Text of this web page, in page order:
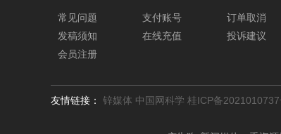
常见问题 支付账号 订单取消
发稿须知
在线充值
投诉建议
会员注册
友情链接： 锌媒体 中国网科学 桂ICP备2021010737